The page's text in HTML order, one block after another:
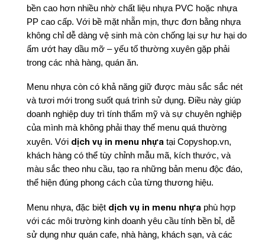
bền cao hơn nhiều nhờ chất liệu nhựa PVC hoặc nhựa
PP cao cấp. Với bề mặt nhẵn mịn, thực đơn bằng nhựa
không chỉ dễ dàng vệ sinh mà còn chống lại sự hư hại do
ẩm ướt hay dầu mỡ – yếu tố thường xuyên gặp phải
trong các nhà hàng, quán ăn.
Menu nhựa còn có khả năng giữ được màu sắc sắc nét
và tươi mới trong suốt quá trình sử dụng. Điều này giúp
doanh nghiệp duy trì tính thẩm mỹ và sự chuyên nghiệp
của mình mà không phải thay thế menu quá thường
xuyên. Với dịch vụ in menu nhựa tại Copyshop.vn,
khách hàng có thể tùy chỉnh mẫu mã, kích thước, và
màu sắc theo nhu cầu, tạo ra những bản menu độc đáo,
thể hiện đúng phong cách của từng thương hiệu.
Menu nhựa, đặc biệt dịch vụ in menu nhựa phù hợp
với các môi trường kinh doanh yêu cầu tính bền bỉ, dễ
sử dụng như quán cafe, nhà hàng, khách sạn, và các